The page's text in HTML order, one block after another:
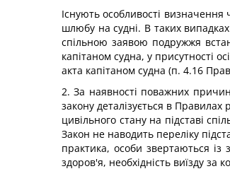
Існують особливості визначення
шлюбу на судні. В таких випадках
спільною заявою подружжя
капітаном судна, у присутності
акта капітаном судна (п. 4.16
2. За наявності поважних
закону деталізується в Правилах
цивільного стану на підставі
Закон не наводить переліку
практика, особи звертаються
здоров'я, необхідність виїзду за